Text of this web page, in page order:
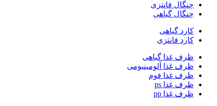
چنگال فانتزی
چنگال گیاهی
کارد گیاهی
کارد فانتزی
ظرف غذا گیاهی
ظرف غذا آلومینیومی
ظرف غذا فوم
ظرف غذا ps
ظرف غذا pp